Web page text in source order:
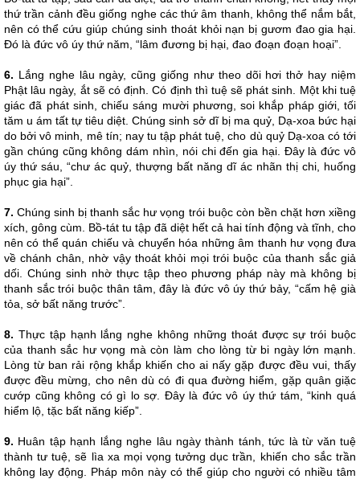
thứ trần cảnh đều giống nghe các thứ âm thanh, không thể nắm bắt,
nên có thể cứu giúp chúng sinh thoát khỏi nạn bị gươm đao gia hại.
Đó là đức vô úy thứ năm, “lâm đương bị hại, đao đoạn đoạn hoại”.
6. Lắng nghe lâu ngày, cũng giống như theo dõi hơi thở hay niệm
Phật lâu ngày, ắt sẽ có định. Có định thì tuệ sẽ phát sinh. Một khi tuệ
giác đã phát sinh, chiếu sáng mười phương, soi khắp pháp giới, tối
tăm u ám tất tự tiêu diệt. Chúng sinh sở dĩ bị ma quỷ, Dạ-xoa bức hại
do bởi vô minh, mê tín; nay tu tập phát tuệ, cho dù quỷ Dạ-xoa có tới
gần chúng cũng không dám nhìn, nói chi đến gia hại. Đây là đức vô
úy thứ sáu, “chư ác quỷ, thượng bất năng dĩ ác nhãn thị chi, huống
phục gia hại”.
7. Chúng sinh bị thanh sắc hư vọng trói buộc còn bền chặt hơn xiềng
xích, gông cùm. Bồ-tát tu tập đã diệt hết cả hai tính động và tĩnh, cho
nên có thể quán chiếu và chuyển hóa những âm thanh hư vọng đưa
về chánh chân, nhờ vậy thoát khỏi mọi trói buộc của thanh sắc giả
dối. Chúng sinh nhờ thực tập theo phương pháp này mà không bị
thanh sắc trói buộc thân tâm, đây là đức vô úy thứ bảy, “cấm hệ già
tỏa, sở bất năng trước”.
8. Thực tập hạnh lắng nghe không những thoát được sự trói buộc
của thanh sắc hư vọng mà còn làm cho lòng từ bi ngày lớn mạnh.
Lòng từ ban rải rộng khắp khiến cho ai nấy gặp được đều vui, thấy
được đều mừng, cho nên dù có đi qua đường hiểm, gặp quân giặc
cướp cũng không có gì lo sợ. Đây là đức vô úy thứ tám, “kinh quá
hiểm lộ, tặc bất năng kiếp”.
9. Huân tập hạnh lắng nghe lâu ngày thành tánh, tức là từ văn tuệ
thành tư tuệ, sẽ lìa xa mọi vọng tưởng dục trần, khiến cho sắc trần
không lay động. Pháp môn này có thể giúp cho người có nhiều tâm